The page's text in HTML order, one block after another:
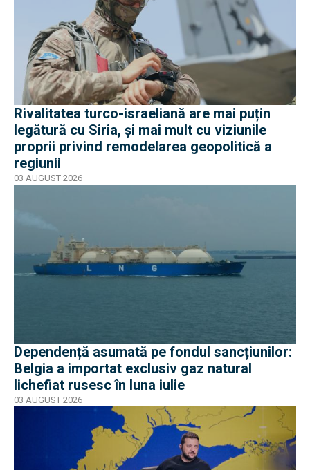
Rivalitatea turco-israeliană are mai puțin
legătură cu Siria, și mai mult cu viziunile
proprii privind remodelarea geopolitică a
regiunii
03 AUGUST 2026
Dependență asumată pe fondul sancțiunilor:
Belgia a importat exclusiv gaz natural
lichefiat rusesc în luna iulie
03 AUGUST 2026